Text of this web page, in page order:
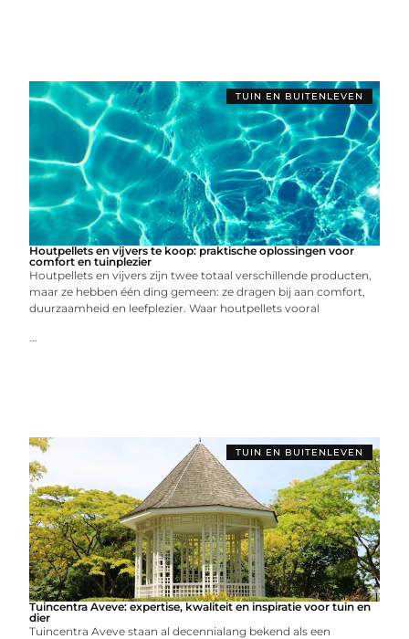
TUIN EN BUITENLEVEN
Houtpellets en vijvers te koop: praktische oplossingen voor
comfort en tuinplezier
Houtpellets en vijvers zijn twee totaal verschillende producten,
maar ze hebben één ding gemeen: ze dragen bij aan comfort,
duurzaamheid en leefplezier. Waar houtpellets vooral
...
TUIN EN BUITENLEVEN
Tuincentra Aveve: expertise, kwaliteit en inspiratie voor tuin en
dier
Tuincentra Aveve staan al decennialang bekend als een